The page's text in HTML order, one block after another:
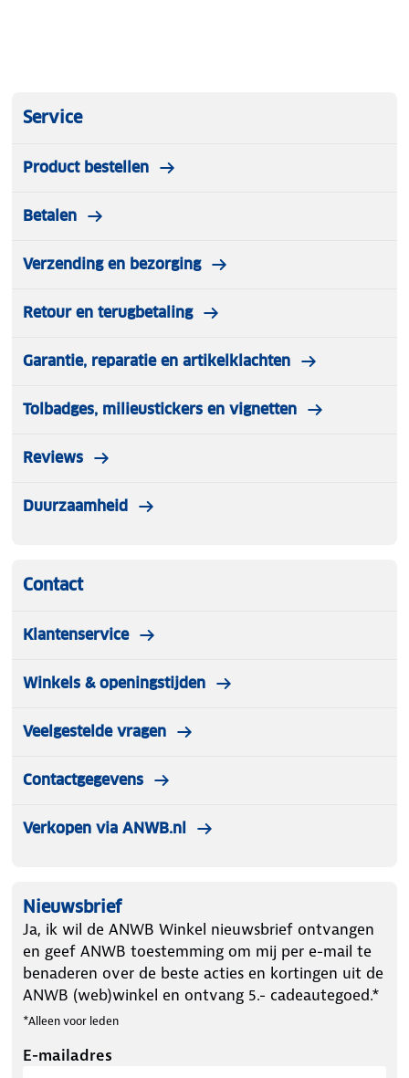
Service
Product bestellen
Betalen
Verzending en bezorging
Retour en terugbetaling
Garantie, reparatie en artikelklachten
Tolbadges, milieustickers en vignetten
Reviews
Duurzaamheid
Contact
Klantenservice
Winkels & openingstijden
Veelgestelde vragen
Contactgegevens
Verkopen via ANWB.nl
Nieuwsbrief
Ja, ik wil de ANWB Winkel nieuwsbrief ontvangen
en geef ANWB toestemming om mij per e-mail te
benaderen over de beste acties en kortingen uit de
ANWB (web)winkel en ontvang 5.- cadeautegoed.*
*Alleen voor leden
E-mailadres